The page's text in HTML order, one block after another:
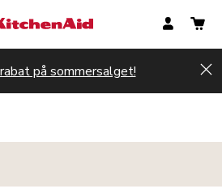
på sommersalget!